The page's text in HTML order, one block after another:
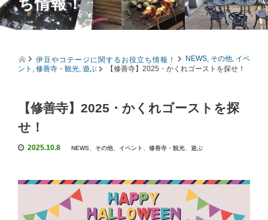
g
a
o
伊豆やコテージに関するお役立ち情報！ NEWS, その他, イベ
ント , 修善寺・観光, 遊ぶ 【修善寺】2025・かくれゴーストを探せ！
【修善寺】2025・かくれゴーストを探
せ！
2025.10.8 NEWS その他 イベント 修善寺・観光 遊ぶ